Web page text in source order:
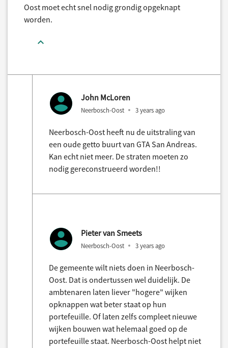
Oost moet echt snel nodig grondig opgeknapt
worden.
John McLoren
Neerbosch-Oost 3 years ago
Neerbosch-Oost heeft nu de uitstraling van
een oude getto buurt van GTA San Andreas.
Kan echt niet meer. De straten moeten zo
nodig gereconstrueerd worden!!
Pieter van Smeets
Neerbosch-Oost 3 years ago
De gemeente wilt niets doen in Neerbosch-
Oost. Dat is ondertussen wel duidelijk. De
ambtenaren laten liever "hogere" wijken
opknappen wat beter staat op hun
portefeuille. Of laten zelfs compleet nieuwe
wijken bouwen wat helemaal goed op de
portefeuille staat. Neerbosch-Oost helpt niet